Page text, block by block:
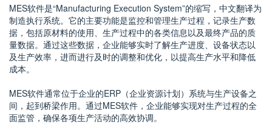
MES软件是“Manufacturing Execution System”的缩写，中文翻译为
制造执行系统。它的主要功能是监控和管理生产过程，记录生产数
据，包括原材料的使用、生产过程中的各类信息以及最终产品的质
量数据。通过这些数据，企业能够实时了解生产进度、设备状态以
及生产效率，进而进行及时的调整和优化，以提高生产水平和降低
成本。
MES软件通常位于企业的ERP（企业资源计划）系统与生产设备之
间，起到桥梁作用。通过MES软件，企业能够实现对生产过程的全
面监管，确保各项生产活动的高效协调。